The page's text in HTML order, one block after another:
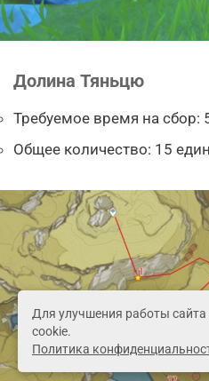
Долина Тяньцю
Требуемое время на сбор:
Общее количество: 15
Для улучшения работы сайта
cookie.
Политика